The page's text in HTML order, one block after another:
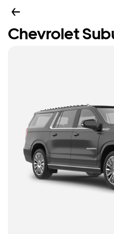
Chevrolet